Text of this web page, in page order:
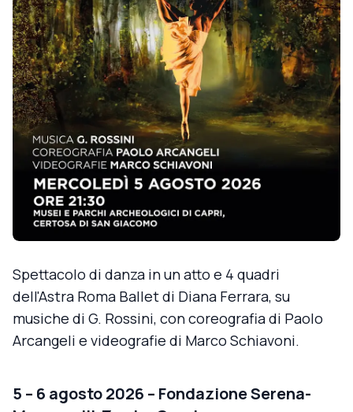
Spettacolo di danza in un atto e 4 quadri
dell'Astra Roma Ballet di Diana Ferrara, su
musiche di G. Rossini, con coreografia di Paolo
Arcangeli e videografie di Marco Schiavoni.
5 – 6 agosto 2026 – Fondazione Serena-